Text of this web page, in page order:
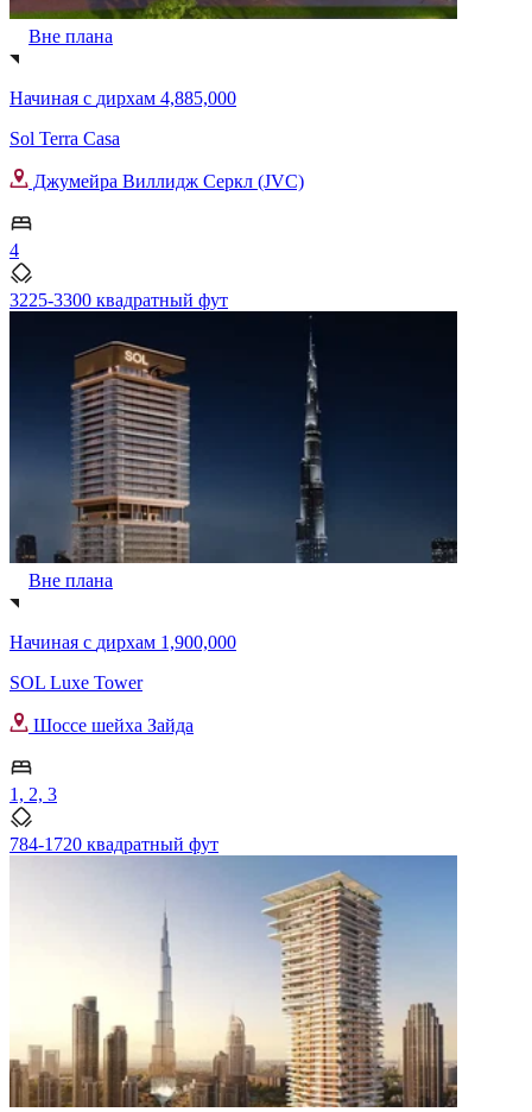
Вне плана
Начиная с дирхам 4,885,000
Sol Terra Casa
Джумейра Виллидж Серкл (JVC)
4
3225-3300 квадратный фут
Вне плана
Начиная с дирхам 1,900,000
SOL Luxe Tower
Шоссе шейха Зайда
1, 2, 3
784-1720 квадратный фут